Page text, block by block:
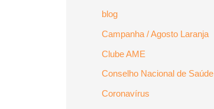
blog
Campanha / Agosto Laranja
Clube AME
Conselho Nacional de Saúde
Coronavírus